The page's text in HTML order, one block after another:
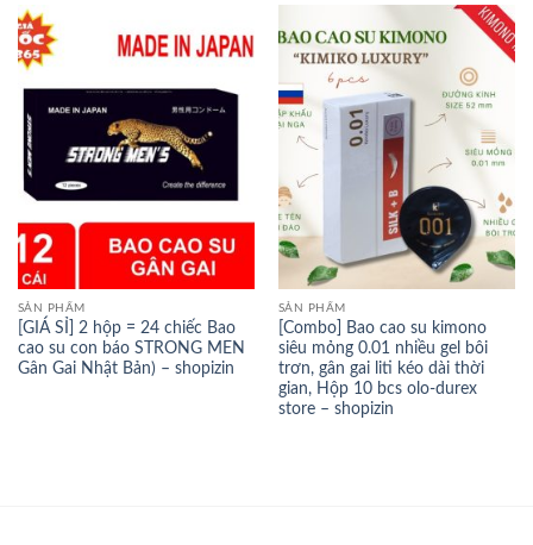
SẢN PHẨM
[GIÁ SỈ] 2 hộp = 24 chiếc Bao
cao su con báo STRONG MEN
Gân Gai Nhật Bản) – shopizin
SẢN PHẨM
[Combo] Bao cao su kimono
siêu mỏng 0.01 nhiều gel bôi
trơn, gân gai liti kéo dài thời
gian, Hộp 10 bcs olo-durex
store – shopizin